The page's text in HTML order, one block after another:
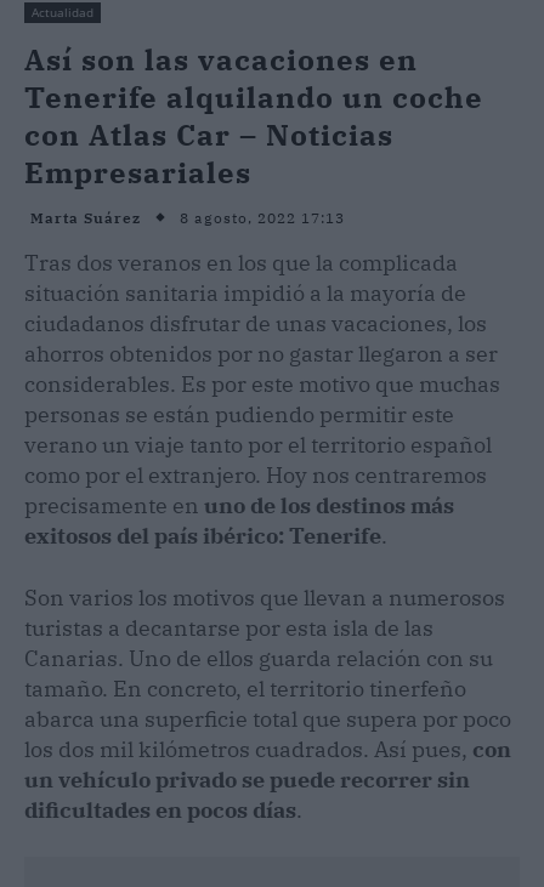
Actualidad
Así son las vacaciones en
Tenerife alquilando un coche
con Atlas Car – Noticias
Empresariales
Marta Suárez 8 agosto, 2022 17:13
Tras dos veranos en los que la complicada
situación sanitaria impidió a la mayoría de
ciudadanos disfrutar de unas vacaciones, los
ahorros obtenidos por no gastar llegaron a ser
considerables. Es por este motivo que muchas
personas se están pudiendo permitir este
verano un viaje tanto por el territorio español
como por el extranjero. Hoy nos centraremos
precisamente en uno de los destinos más
exitosos del país ibérico: Tenerife.
Son varios los motivos que llevan a numerosos
turistas a decantarse por esta isla de las
Canarias. Uno de ellos guarda relación con su
tamaño. En concreto, el territorio tinerfeño
abarca una superficie total que supera por poco
los dos mil kilómetros cuadrados. Así pues, con
un vehículo privado se puede recorrer sin
dificultades en pocos días.